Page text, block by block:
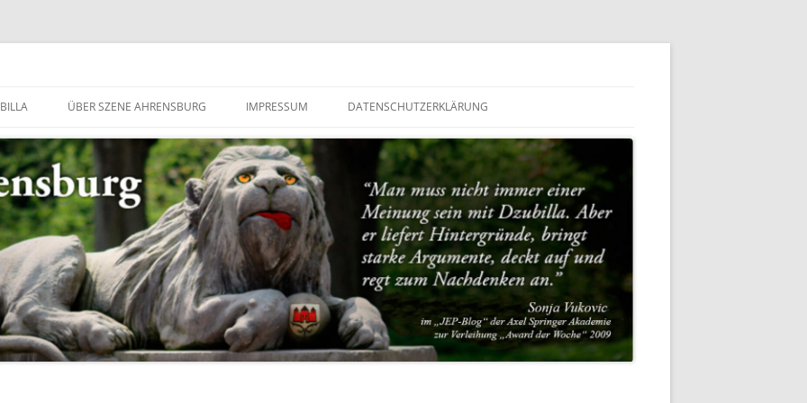
ÜBER SZENE AHRENSBURG IMPRESSUM DATENSCHUTZERKLÄRUNG